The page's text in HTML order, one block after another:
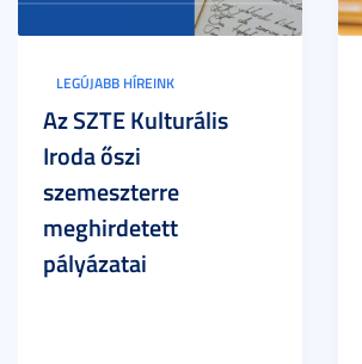
LEGÚJABB HÍREINK
Az SZTE Kulturális
Iroda őszi
szemeszterre
meghirdetett
pályázatai